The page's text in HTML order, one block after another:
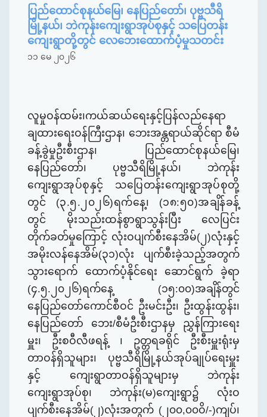
ပြည်ထောင်စုနယ်မြေ၊ နေပြည်တော်၊ ပုဗ္ဗသီရိ
မြို့နယ်၊ ဘဲကုန်းကျေးရွာအုပ်စုနှင့် သပြေတန်း
ကျေးရွာတို့တွင် လေဘေးထောက်ပံ့မှုသတင်း
၁၁ မေ ၂၀၂၆
လူမှုဝန်ထမ်း၊ကယ်ဆယ်ရေးနှင့်ပြန်လည်နေရာ
ချထားရေးဝန်ကြီးဌာန၊ ဘေးအန္တရာယ်ဆိုင်ရာ စီမံ
ခန့်ခွဲမှုဦးစီးဌာန၊ ပြည်ထောင်စုနယ်မြေ၊
နေပြည်တော်၊ ပုဗ္ဗသီရိမြို့နယ်၊ ဘဲကုန်း
ကျေးရွာအုပ်စုနှင့် သပြေတန်းကျေးရွာအုပ်စုတို့
တွင် (၃.၅.၂၀၂၆)ရက်နေ့၊ (၁၈:၅၀)အချိန်ခန့်
တွင် မိုးသည်းထန်စွာရွာသွန်းပြီး လေပြင်း
တိုက်ခတ်မှုကြောင့် လုံးဝပျက်စီးနေအိမ်(၂)လုံးနှင့်
အမိုးလန်နေအိမ်(၃၁)လုံး ပျက်စီးခဲ့သည့်အတွက်
သွားရောက် ထောက်ပံ့နိုင်ရေး ဆောင်ရွက် ခဲ့ရာ
(၄.၅.၂၀၂၆)ရက်နေ့ (၁၅:၀၀)အချိန်တွင်
နေပြည်တော်ကောင်စီဝင် ဦးမင်းဦး၊ ဦးထွန်းထွန်း၊
နေပြည်တော် ဘေး/စီမံဦးစီးဌာနမှ ညွှန်ကြားရေး
မှူး၊ ဦးစဝီလီဖရန့် ၊ ဥတ္တရခရိုင် ဦးစီးမှူးရုံးမှ
တာဝန်ရှိသူများ၊ ပုဗ္ဗသီရိမြို့နယ်အုပ်ချုပ်ရေးမှူး
နှင့် ကျေးရွာတာဝန်ရှိသူများမှ ဘဲကုန်း
ကျေးရွာအုပ်စု၊ ဘဲကုန်း(မ)ကျေးရွာ၌ လုံးဝ
ပျက်စီးနေအိမ်(၂)လုံးအတွက် (၂၀၀,၀၀ဝိ/-)ကျပ်၊